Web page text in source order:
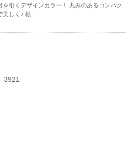
引くデザインカラー！ 丸みのあるコンパク
美しく♪ 根...